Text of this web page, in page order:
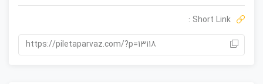
ی
Short Link :
https://piletaparvaz.com/?p=13118